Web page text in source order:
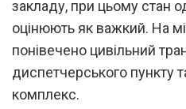
закладу, при цьому стан
оцінюють як важкий. На
понівечено цивільний
диспетчерського пункту
комплекс.